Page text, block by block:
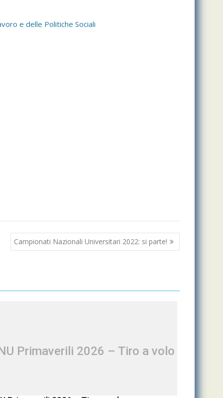
e delle Politiche Sociali
Campionati Nazionali Universitari 2022: si parte!
Primaverili 2026 – Tiro a volo